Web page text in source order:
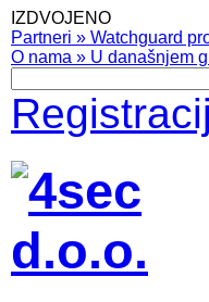
IZDVOJENO
Partneri » Watchguard
O nama » U današnjem